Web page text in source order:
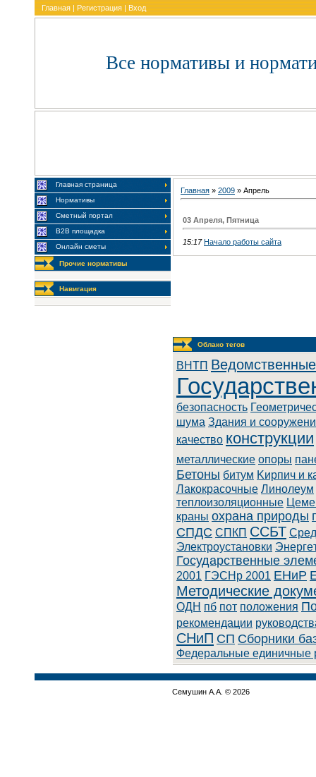
Главная | Регистрация | Вход
Все нормативы и
Главная страница
Нормативы
Сметный портал
В2В площадка
Онлайн сметы
Прочие нормативы
Навигация
Главная » 2009 » Апрель
03 Апреля, Пятница
15:17 Начало работы сайта
Облако тегов
BHTП
безопасность
шума Здания и
качество конструкции
металлические опоры
Бетоны битум Kиpпич и
Лaкoкpacoчныe Линoлeум
теплоизоляционные
краны охрана природы
СПДС СПКП ССБТ
Элeктpoуcтaнoвки
Государственные
2001 ГЭСНр 2001 ЕНиР
Методические
ОДН пб пот положения
рекомендации
СНиП СП Сборники
Федеральные единичные
Семушин А.А. © 2026